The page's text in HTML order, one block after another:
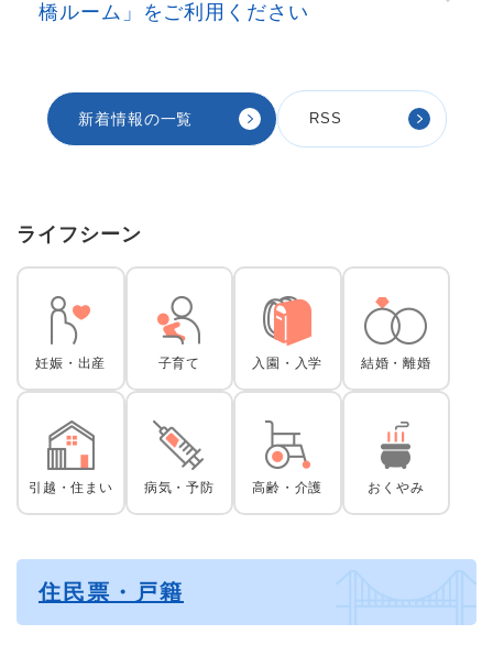
橋ルーム」をご利用ください
新着情報の一覧 RSS
ライフシーン
妊娠・出産 子育て 入園・入学 結婚・離婚
引越・住まい 病気・予防 高齢・介護 おくやみ
住民票・戸籍